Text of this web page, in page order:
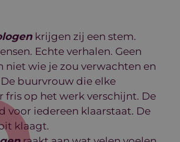
krijgen zij een stem.
Echte verhalen. Geen
niet wie je zou verwachten en
buurvrouw die elke
fris op het werk verschijnt. De
voor iedereen klaarstaat. De
klaagt.